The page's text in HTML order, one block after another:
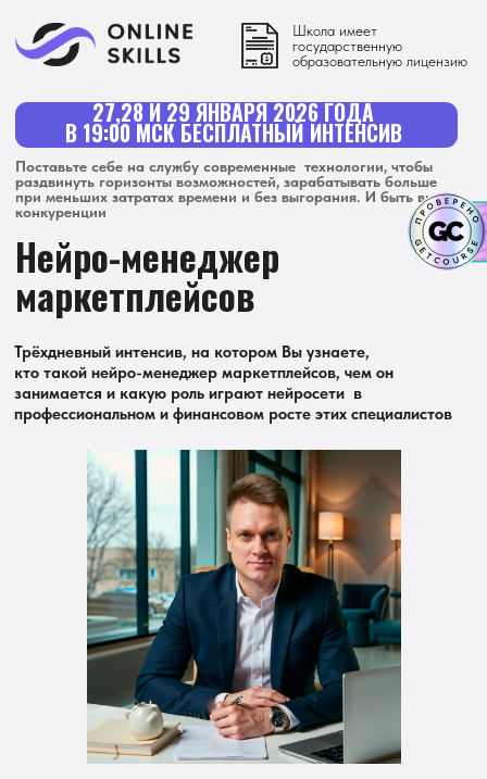
Нейро-менеджер
маркетплейсов
Школа имеет
государственную
образовательную лицензию
Зарегистрироваться
Поставьте себе на службу современные технологии, чтобы
раздвинуть горизонты возможностей, зарабатывать больше
при меньших затратах времени и без выгорания. И быть вне
конкуренции
Трёхдневный интенсив, на котором Вы узнаете,
кто такой нейро-менеджер маркетплейсов, чем он
занимается и какую роль играют нейросети в
профессиональном и финансовом росте этих специалистов
Зарегистрируйтесь
и заберитебонус